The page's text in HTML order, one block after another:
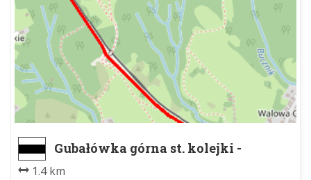
Gubałówka górna st. kolejki -
Gubałówka, dolna stacja kolejki
1.4 km